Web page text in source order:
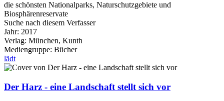
die schönsten Nationalparks, Naturschutzgebiete und
Biosphärenreservate
Suche nach diesem Verfasser
Jahr: 2017
Verlag: München, Kunth
Mediengruppe: Bücher
lädt
Der Harz - eine Landschaft stellt sich vor